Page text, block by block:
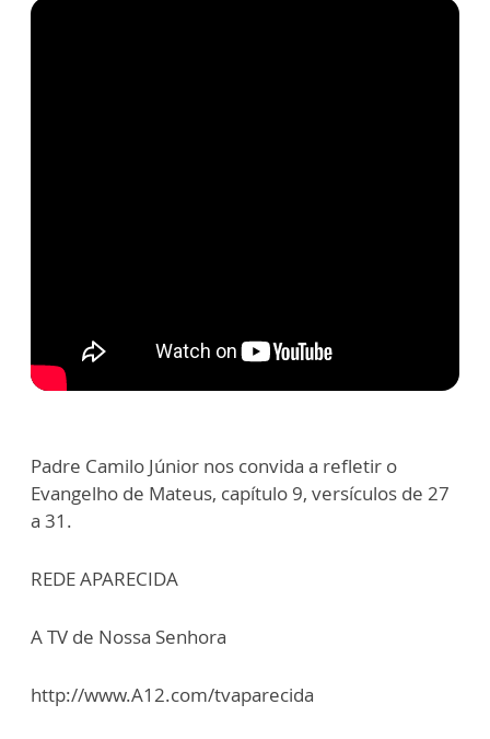
Padre Camilo Júnior nos convida a refletir o
Evangelho de Mateus, capítulo 9, versículos de 27
a 31.
REDE APARECIDA
A TV de Nossa Senhora
http://www.A12.com/tvaparecida